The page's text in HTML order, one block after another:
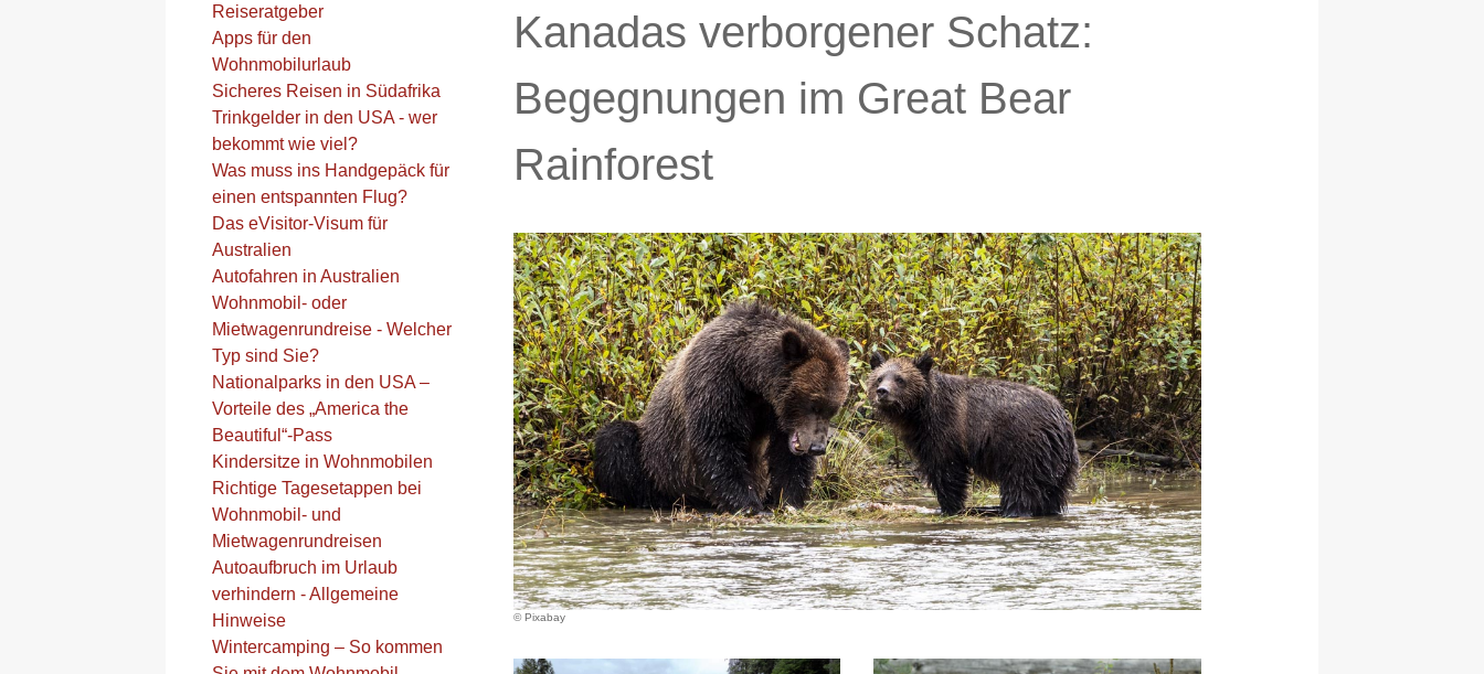
Reiseratgeber
Apps für den
Wohnmobilurlaub
Sicheres Reisen in Südafrika
Trinkgelder in den USA - wer
bekommt wie viel?
Was muss ins Handgepäck für
einen entspannten Flug?
Das eVisitor-Visum für
Australien
Autofahren in Australien
Wohnmobil- oder
Mietwagenrundreise - Welcher
Typ sind Sie?
Nationalparks in den USA –
Vorteile des „America the
Beautiful“-Pass
Kindersitze in Wohnmobilen
Richtige Tagesetappen bei
Wohnmobil- und
Mietwagenrundreisen
Autoaufbruch im Urlaub
verhindern - Allgemeine
Hinweise
Wintercamping – So kommen
Kanadas verborgener Schatz:
Begegnungen im Great Bear
Rainforest
© Pixabay